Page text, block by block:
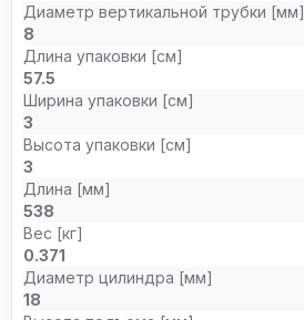
Диаметр вертикальной трубки [мм]
8
Длина упаковки [см]
57.5
Ширина упаковки [см]
3
Высота упаковки [см]
3
Длина [мм]
538
Вес [кг]
0.371
Диаметр цилиндра [мм]
18